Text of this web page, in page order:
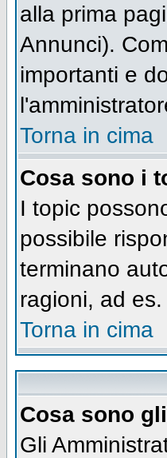
alla prima
Annunci).
importanti e
Torna in cima
Cosa sono i
I topic
possibile
terminano
ragioni, ad
Torna in cima
Cosa sono
Gli